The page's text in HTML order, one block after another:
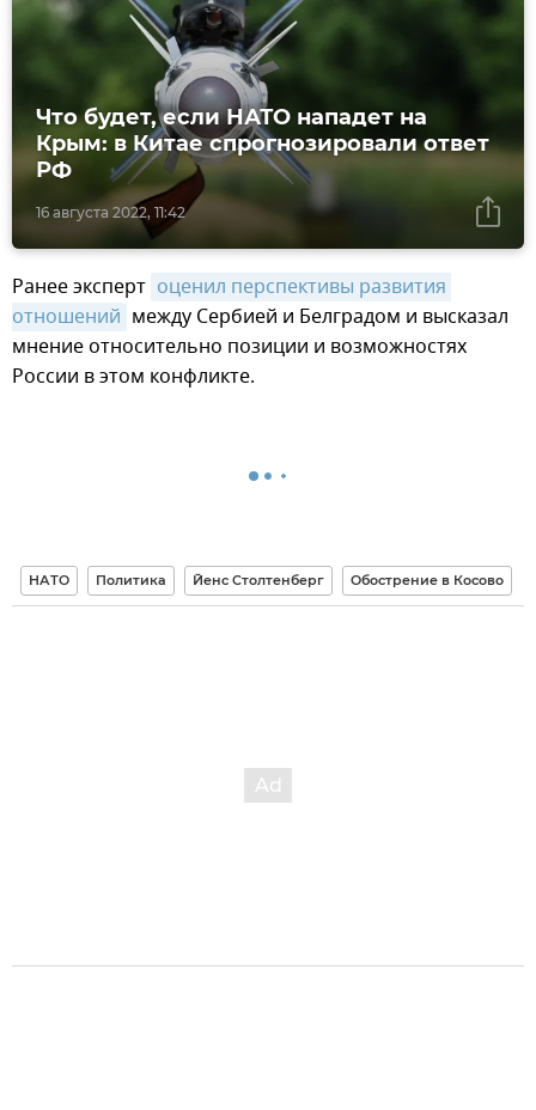
16 августа 2022, 11:42
Что будет, если НАТО нападет на
Крым: в Китае спрогнозировали ответ
РФ
Ранее эксперт оценил перспективы развития
отношений между Сербией и Белградом и высказал
мнение относительно позиции и возможностях
России в этом конфликте.
НАТО Политика Йенс Столтенберг Обострение в Косово